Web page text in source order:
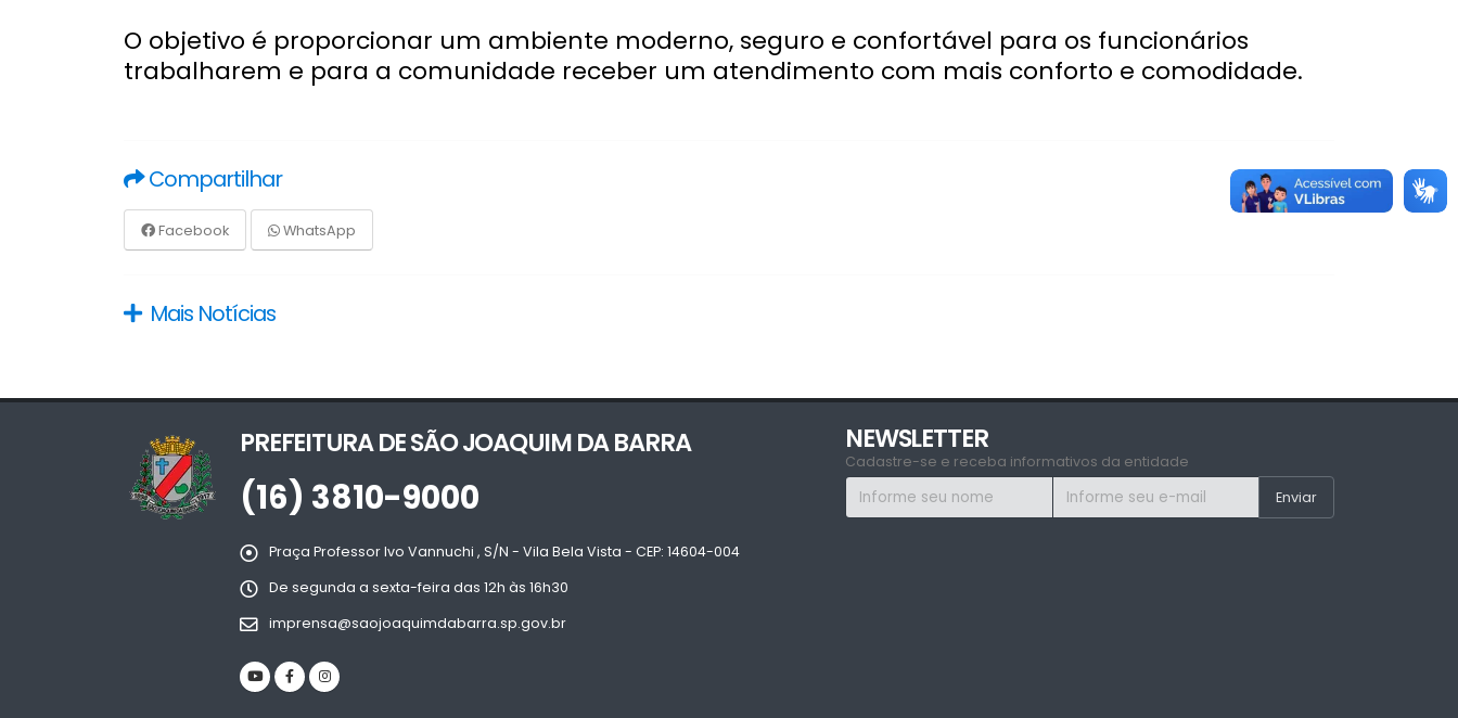
O objetivo é proporcionar um ambiente moderno, seguro e confortável para os funcionários
trabalharem e para a comunidade receber um atendimento com mais conforto e comodidade.
Compartilhar
Facebook WhatsApp
Mais Notícias
PREFEITURA DE SÃO JOAQUIM DA BARRA
(16) 3810-9000
Praça Professor Ivo Vannuchi , S/N - Vila Bela Vista - CEP: 14604-004
De segunda a sexta-feira das 12h às 16h30
imprensa@saojoaquimdabarra.sp.gov.br
NEWSLETTER
Cadastre-se e receba informativos da entidade